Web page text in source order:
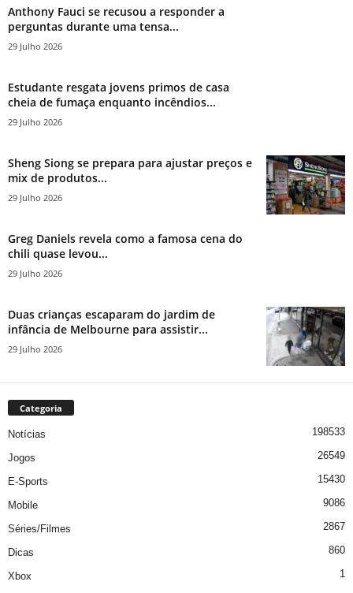
Anthony Fauci se recusou a responder a
perguntas durante uma tensa...
29 Julho 2026
Estudante resgata jovens primos de casa
cheia de fumaça enquanto incêndios...
29 Julho 2026
Sheng Siong se prepara para ajustar preços e
mix de produtos...
29 Julho 2026
Greg Daniels revela como a famosa cena do
chili quase levou...
29 Julho 2026
Duas crianças escaparam do jardim de
infância de Melbourne para assistir...
29 Julho 2026
Categoria
Notícias 198533
Jogos 26549
E-Sports 15430
Mobile 9086
Séries/Filmes 2867
Dicas 860
Xbox 1